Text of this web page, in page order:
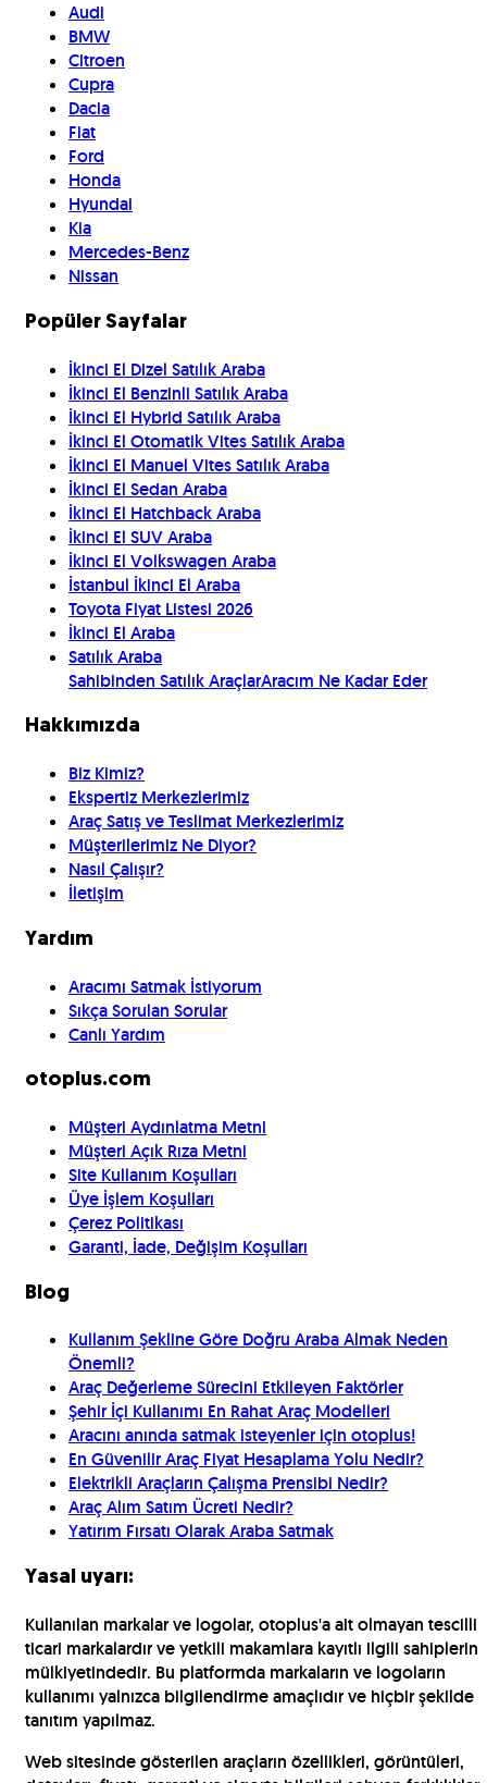
Audi
BMW
Citroen
Cupra
Dacia
Fiat
Ford
Honda
Hyundai
Kia
Mercedes-Benz
Nissan
Popüler Sayfalar
İkinci El Dizel Satılık Araba
İkinci El Benzinli Satılık Araba
İkinci El Hybrid Satılık Araba
İkinci El Otomatik Vites Satılık Araba
İkinci El Manuel Vites Satılık Araba
İkinci El Sedan Araba
İkinci El Hatchback Araba
İkinci El SUV Araba
İkinci El Volkswagen Araba
İstanbul İkinci El Araba
Toyota Fiyat Listesi 2026
İkinci El Araba
Satılık Araba
Sahibinden Satılık AraçlarAracım Ne Kadar Eder
Hakkımızda
Biz Kimiz?
Ekspertiz Merkezlerimiz
Araç Satış ve Teslimat Merkezlerimiz
Müşterilerimiz Ne Diyor?
Nasıl Çalışır?
İletişim
Yardım
Aracımı Satmak İstiyorum
Sıkça Sorulan Sorular
Canlı Yardım
otoplus.com
Müşteri Aydınlatma Metni
Müşteri Açık Rıza Metni
Site Kullanım Koşulları
Üye İşlem Koşulları
Çerez Politikası
Garanti, İade, Değişim Koşulları
Blog
Kullanım Şekline Göre Doğru Araba Almak Neden
Önemli?
Araç Değerleme Sürecini Etkileyen Faktörler
Şehir İçi Kullanımı En Rahat Araç Modelleri
Aracını anında satmak isteyenler için otoplus!
En Güvenilir Araç Fiyat Hesaplama Yolu Nedir?
Elektrikli Araçların Çalışma Prensibi Nedir?
Araç Alım Satım Ücreti Nedir?
Yatırım Fırsatı Olarak Araba Satmak
Yasal uyarı:
Kullanılan markalar ve logolar, otoplus'a ait olmayan tescilli
ticari markalardır ve yetkili makamlara kayıtlı ilgili sahiplerin
mülkiyetindedir. Bu platformda markaların ve logoların
kullanımı yalnızca bilgilendirme amaçlıdır ve hiçbir şekilde
tanıtım yapılmaz.
Web sitesinde gösterilen araçların özellikleri, görüntüleri,